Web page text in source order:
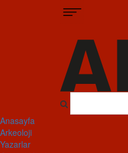
Anasayfa
Arkeoloji
Yazarlar